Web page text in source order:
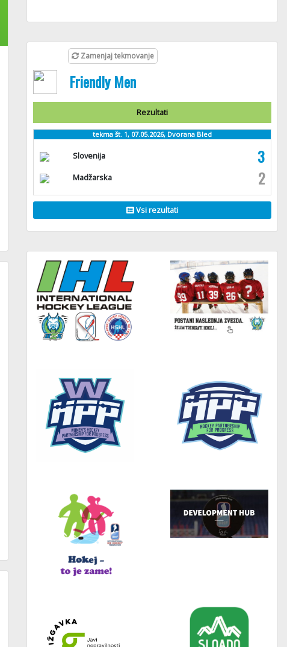
Zamenjaj tekmovanje
Friendly Men
Rezultati
tekma št. 1, 07.05.2026, Dvorana Bled
Slovenija 3
Madžarska 2
Vsi rezultati